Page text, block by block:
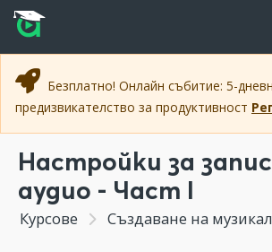
Прескочи към основното съдържание
Прескочи към навигацията
Безплатно! Онлайн събитие: 5-
предизвикателство за продуктивност
Настройки за
аудио - Част I
Курсове Създаване на